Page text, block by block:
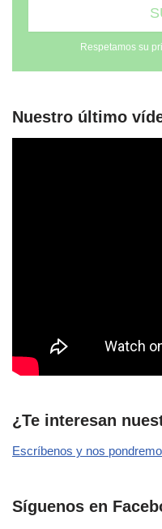
Respetamos su
Nuestro último
¿Te interesan
Escríbenos y nos
Síguenos en